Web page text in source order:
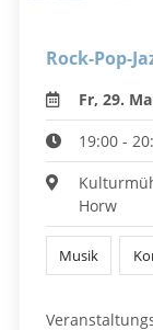
Rock-Pop-
Fr, 29.
19:00 -
Horw
Musik